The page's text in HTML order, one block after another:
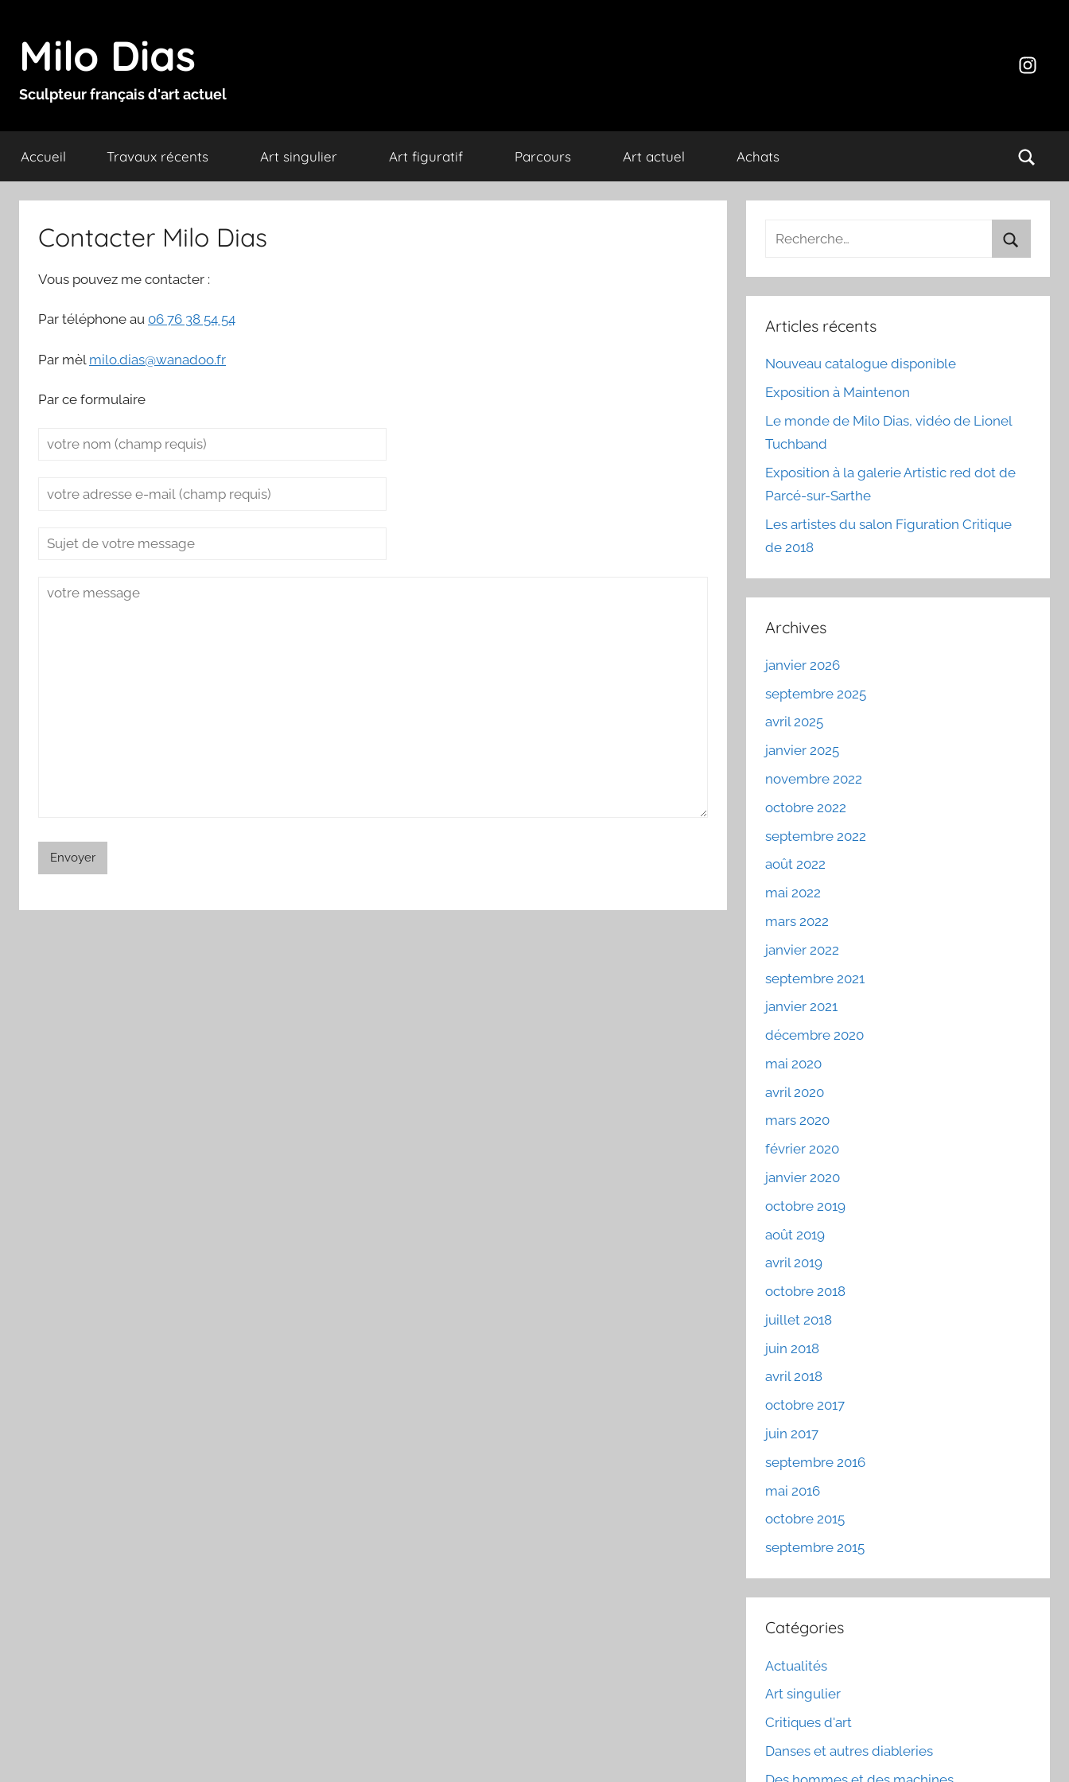
contenuMilo Dias
Sculpteur français d'art actuel
Accueil Travaux récents Art singulier Art figuratif Parcours Art actuel Achats
Contacter Milo Dias
Vous pouvez me contacter :
Par téléphone au 06 76 38 54 54
Par mèl milo.dias@wanadoo.fr
Par ce formulaire
Recherche
:
Articles récents
Nouveau catalogue disponible
Exposition à Maintenon
Le monde de Milo Dias, vidéo de Lionel
Tuchband
Exposition à la galerie Artistic red dot de
Parcé-sur-Sarthe
Les artistes du salon Figuration Critique
de 2018
Archives
janvier 2026
septembre 2025
avril 2025
janvier 2025
novembre 2022
octobre 2022
septembre 2022
août 2022
mai 2022
mars 2022
janvier 2022
septembre 2021
janvier 2021
décembre 2020
mai 2020
avril 2020
mars 2020
février 2020
janvier 2020
octobre 2019
août 2019
avril 2019
octobre 2018
juillet 2018
juin 2018
avril 2018
octobre 2017
juin 2017
septembre 2016
mai 2016
octobre 2015
septembre 2015
Catégories
Actualités
Art singulier
Critiques d'art
Danses et autres diableries